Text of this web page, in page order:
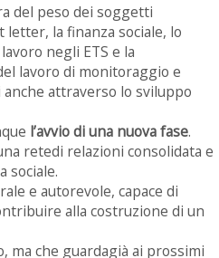
del peso dei soggetti
letter, la finanza sociale, lo
negli ETS e la
lavoro di monitoraggio e
attraverso lo sviluppo
l’avvio di una nuova fase.
retedi relazioni consolidata e
sociale.
e autorevole, capace di
alla costruzione di un
ma che guardagià ai prossimi